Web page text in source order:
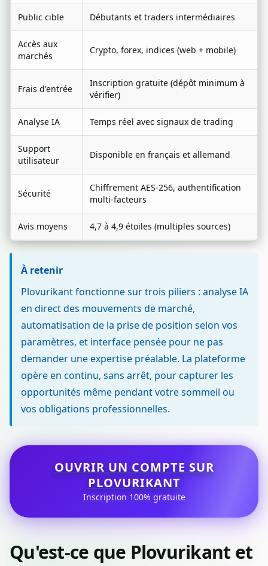
Public cible Débutants et traders intermédiaires
Accès aux
marchés
Crypto, forex, indices (web + mobile)
Frais d'entrée
Inscription gratuite (dépôt minimum à
vérifier)
Analyse IA Temps réel avec signaux de trading
Support
utilisateur
Disponible en français et allemand
Sécurité
Chiffrement AES-256, authentification
multi-facteurs
Avis moyens 4,7 à 4,9 étoiles (multiples sources)
À retenir
Plovurikant fonctionne sur trois piliers : analyse IA
en direct des mouvements de marché,
automatisation de la prise de position selon vos
paramètres, et interface pensée pour ne pas
demander une expertise préalable. La plateforme
opère en continu, sans arrêt, pour capturer les
opportunités même pendant votre sommeil ou
vos obligations professionnelles.
OUVRIR UN COMPTE SUR
PLOVURIKANT
Inscription 100% gratuite
Qu'est-ce que Plovurikant et